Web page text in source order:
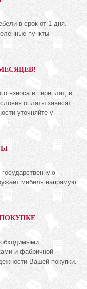
в срок от 1 дня.
пункты
взноса и переплат, в
оплаты зависят
уточняйте у
мебель напрямую
и фабричной
Вашей покупки.